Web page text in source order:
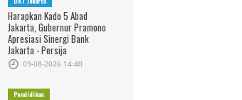
Harapkan Kado 5 Abad
Jakarta, Gubernur Pramono
Apresiasi Sinergi Bank
Jakarta - Persija
09-08-2026 14:40
Pendidikan